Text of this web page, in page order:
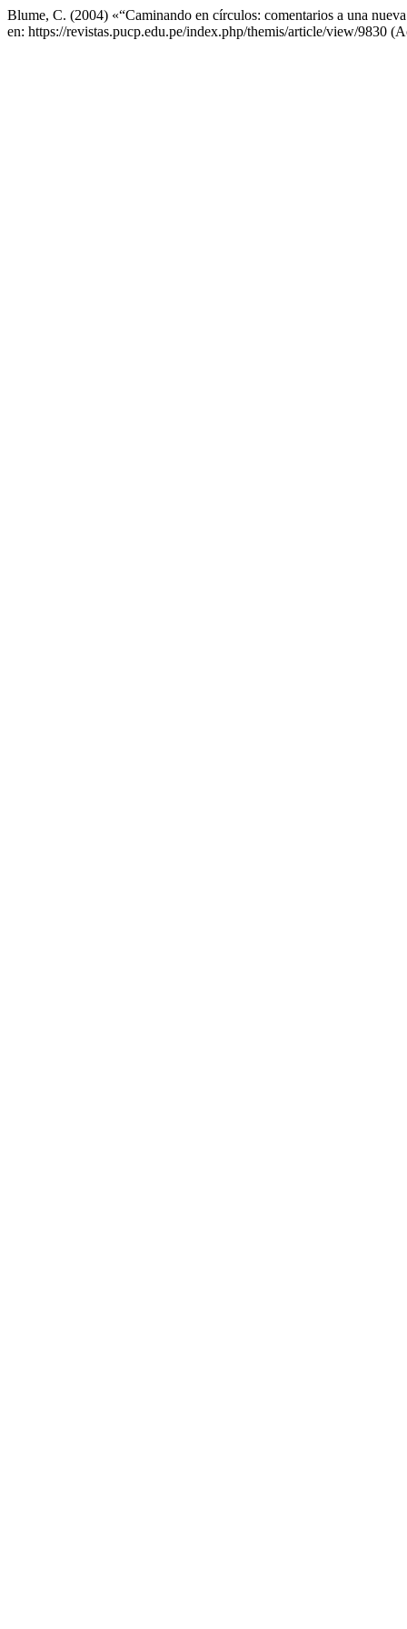
Blume, C. (2004) «“Caminando en círculos: comentarios a una
en: https://revistas.pucp.edu.pe/index.php/themis/article/view/9830